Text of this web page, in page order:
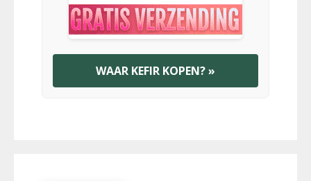
WAAR KEFIR KOPEN? »